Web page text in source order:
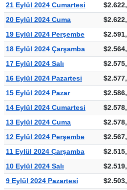
21 Eylül 2024 Cumartesi
20 Eylül 2024 Cuma
19 Eylül 2024 Perşembe
18 Eylül 2024 Çarşamba
17 Eylül 2024 Salı
16 Eylül 2024 Pazartesi
15 Eylül 2024 Pazar
14 Eylül 2024 Cumartesi
13 Eylül 2024 Cuma
12 Eylül 2024 Perşembe
11 Eylül 2024 Çarşamba
10 Eylül 2024 Salı
9 Eylül 2024 Pazartesi